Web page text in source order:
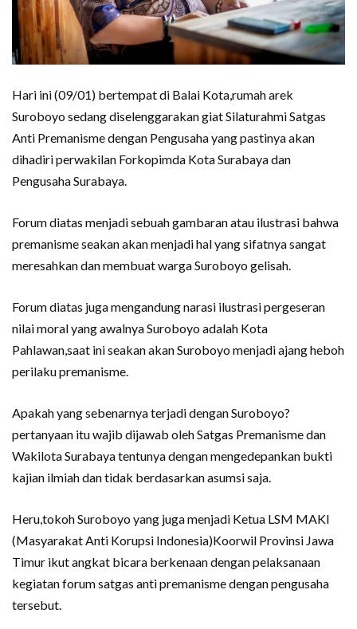
Hari ini (09/01) bertempat di Balai Kota,rumah arek
Suroboyo sedang diselenggarakan giat Silaturahmi Satgas
Anti Premanisme dengan Pengusaha yang pastinya akan
dihadiri perwakilan Forkopimda Kota Surabaya dan
Pengusaha Surabaya.
Forum diatas menjadi sebuah gambaran atau ilustrasi bahwa
premanisme seakan akan menjadi hal yang sifatnya sangat
meresahkan dan membuat warga Suroboyo gelisah.
Forum diatas juga mengandung narasi ilustrasi pergeseran
nilai moral yang awalnya Suroboyo adalah Kota
Pahlawan,saat ini seakan akan Suroboyo menjadi ajang heboh
perilaku premanisme.
Apakah yang sebenarnya terjadi dengan Suroboyo?
pertanyaan itu wajib dijawab oleh Satgas Premanisme dan
Wakilota Surabaya tentunya dengan mengedepankan bukti
kajian ilmiah dan tidak berdasarkan asumsi saja.
Heru,tokoh Suroboyo yang juga menjadi Ketua LSM MAKI
(Masyarakat Anti Korupsi Indonesia)Koorwil Provinsi Jawa
Timur ikut angkat bicara berkenaan dengan pelaksanaan
kegiatan forum satgas anti premanisme dengan pengusaha
tersebut.